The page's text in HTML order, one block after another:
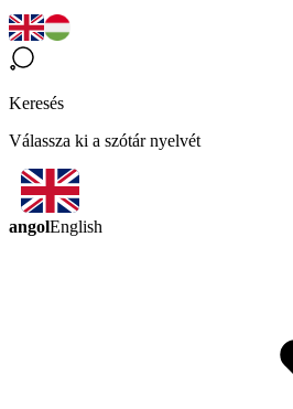
Keresés
Válassza ki a szótár nyelvét
angolEnglish